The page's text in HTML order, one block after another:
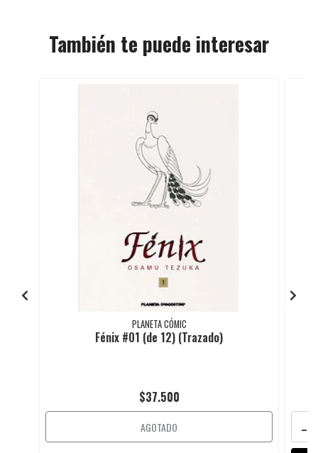
También te puede interesar
PLANETA CÓMIC
Fénix #01 (de 12) (Trazado)
$37.500
AGOTADO -